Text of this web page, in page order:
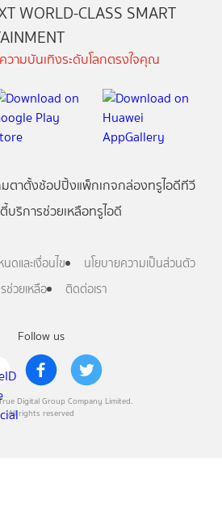
Follow us
Digital Group Company Limited.
All rights reserved
WORLD-CLASS SMART
ามบันเทิงระดับโลกตรงใจคุณ
ตาตั้งช้อปปิ้งแพ็กเกจกล่องทรูไอดีทีวี
บริการช่วยเหลือทรูไอดี
ดและเงื่อนไข
นโยบายความเป็นส่วนตัว
ช่วยเหลือ
ติดต่อเรา